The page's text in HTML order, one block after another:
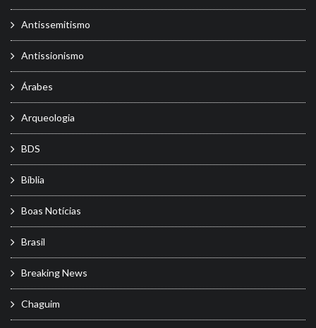
Antissemitismo
Antissionismo
Árabes
Arqueologia
BDS
Bíblia
Boas Notícias
Brasil
Breaking News
Chaguim